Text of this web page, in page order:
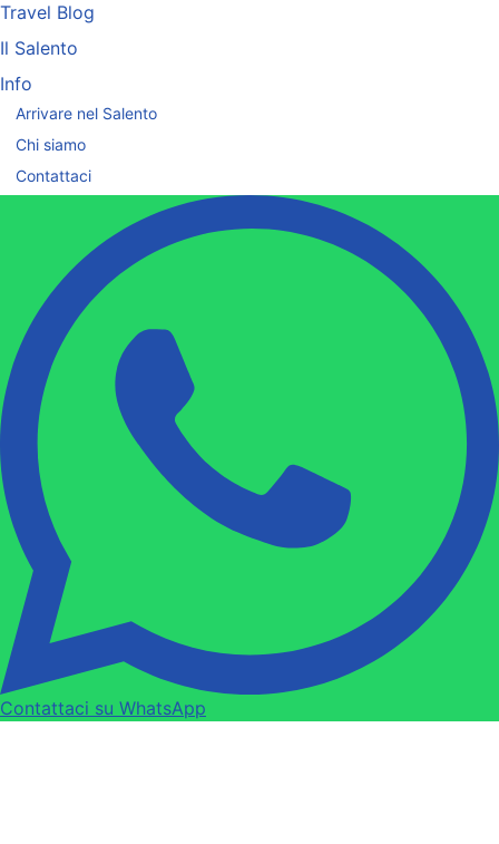
Travel Blog
Il Salento
Info
Arrivare nel Salento
Chi siamo
Contattaci
Contattaci su WhatsApp